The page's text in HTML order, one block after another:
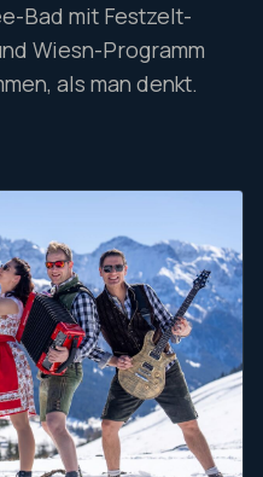
Bad mit Festzelt-
Wiesn-Programm
als man denkt.